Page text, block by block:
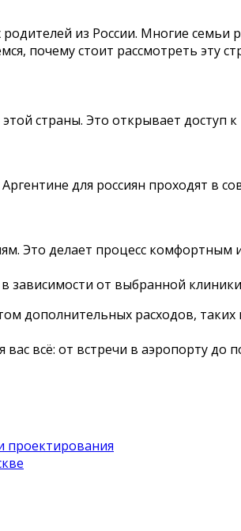
из России. Многие
почему стоит рассмотреть эту
страны. Это открывает
для россиян проходят в
Это делает процесс комфортным
от выбранной клиники
дополнительных расходов,
всё: от встречи в аэропорту
проектирования